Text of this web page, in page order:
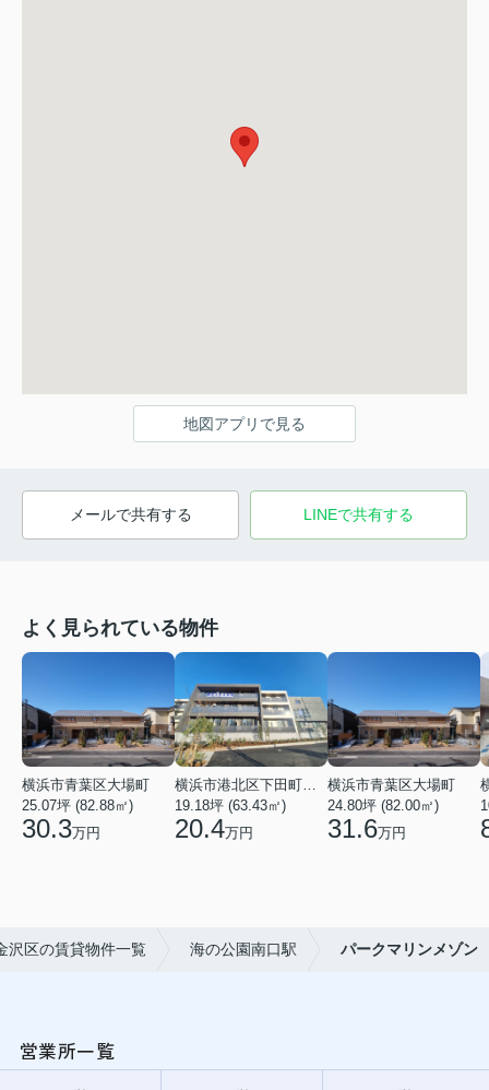
地図アプリで見る
メールで共有する LINEで共有する
よく見られている物件
横浜市青葉区大場町
25.07坪 (82.88㎡)
30.3万円
19.18坪 (63.43㎡)
20.4万円
横浜市青葉区大場町
24.80坪 (82.00㎡)
31.6万円
沢区の賃貸物件一覧 海の公園南口駅 パークマリンメゾン
営業所一覧